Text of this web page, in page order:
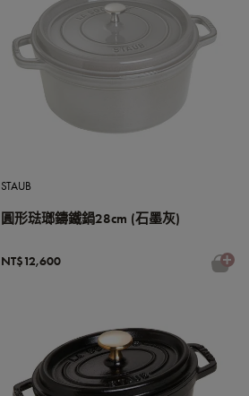
STAUB
圓形琺瑯鑄鐵鍋28cm (石墨灰)
NT$12,600